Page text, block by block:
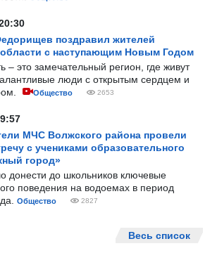
поздравил жителей
с наступающим Новым Годом
– это замечательный регион, где живут
люди с открытым сердцем и
Общество 2653
МЧС Волжского района провели
с учениками образовательного
город»
донести до школьников ключевые
поведения на водоемах в период
Общество 2827
Весь список